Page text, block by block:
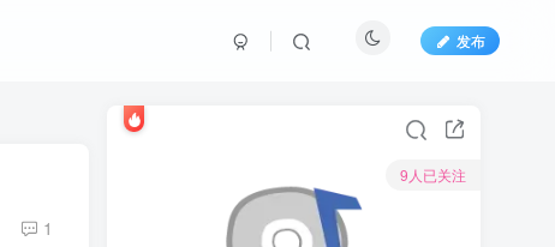
发布
1
9人已关注